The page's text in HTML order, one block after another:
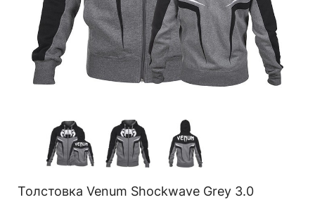
Толстовка Venum Shockwave Grey 3.0